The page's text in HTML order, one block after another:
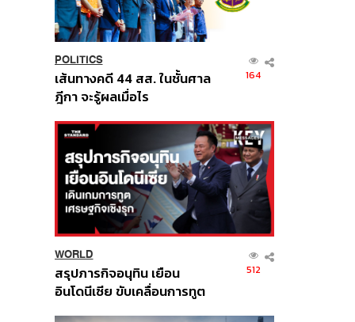
POLITICS
เส้นทางคดี 44 สส. ในชั้นศาล
ฎีกา จะรู้ผลเมื่อไร
164
WORLD
สรุปภารกิจอนุทิน เยือน
อินโดนีเซีย ขับเคลื่อนการทูต
512